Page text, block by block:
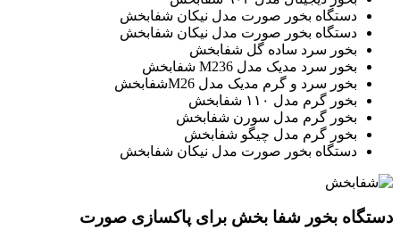
دستگاه بخور صورت مدل نیکان شفابخش
دستگاه بخور صورت مدل نیکان شفابخش
بخور سرد ساده گل شفابخش
بخور سرد مدیک مدل M236 شفابخش
بخور سرد و گرم مدیک مدل M26شفابخش
بخور گرم مدل ۱۱۰ شفابخش
بخور گرم مدل سورن شفابخش
بخور گرم مدل چیگو شفابخش
دستگاه بخور صورت مدل نیکان شفابخش
دستگاه بخور شفا بخش برای پاکسازی صورت